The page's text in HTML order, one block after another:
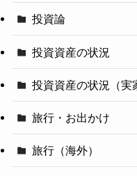
投資論
投資資産の状況
投資資産の状況（実
旅行・お出かけ
旅行（海外）